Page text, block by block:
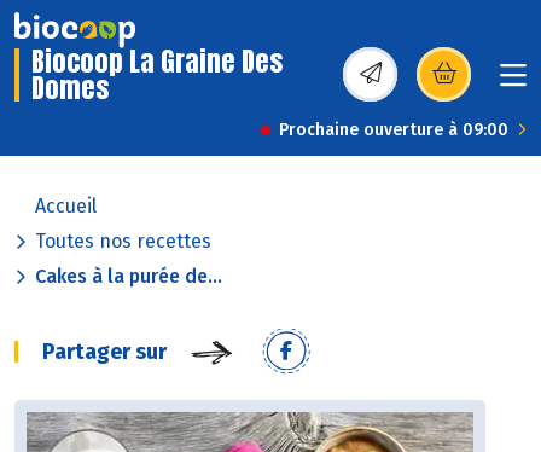
Biocoop La Graine Des
Domes (s’ouvre dans une
Prochaine ouverture à 09:00
Accueil
Toutes nos recettes
Cakes à la purée de...
Partager sur